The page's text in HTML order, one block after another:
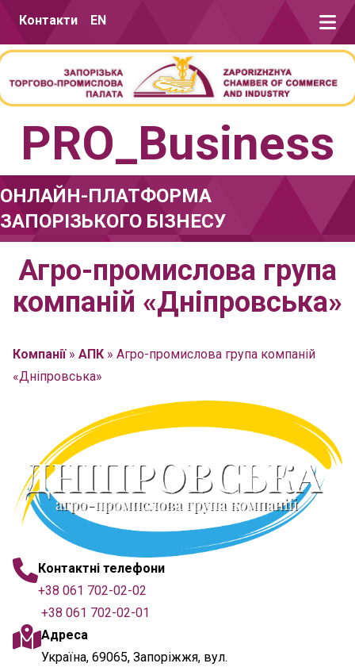
Контакти EN
PRO_Business
ОНЛАЙН-ПЛАТФОРМА
ЗАПОРІЗЬКОГО БІЗНЕСУ
Агро-промислова група
компаній «Дніпровська»
Компанії» АПК » Агро-промислова група компаній
«Дніпровська»
Контактні телефони
+38 061 702-02-02
+38 061 702-02-01
Адреса
Україна, 69065, Запоріжжя, вул.